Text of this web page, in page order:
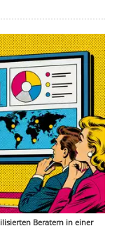
Beratern in einer